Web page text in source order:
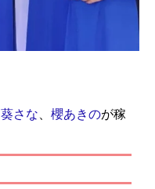
葵さな 櫻あきのが稼